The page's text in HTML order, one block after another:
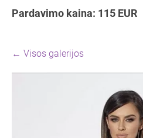
Pardavimo kaina: 115 EUR
Visos galerijos